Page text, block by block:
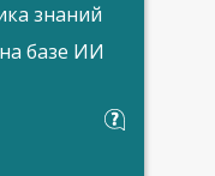
знаний
базе ИИ